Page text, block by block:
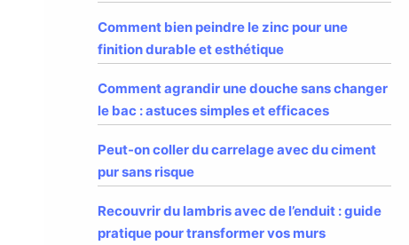
Comment bien peindre le zinc pour une
finition durable et esthétique
Comment agrandir une douche sans changer
le bac : astuces simples et efficaces
Peut-on coller du carrelage avec du ciment
pur sans risque
Recouvrir du lambris avec de l’enduit : guide
pratique pour transformer vos murs